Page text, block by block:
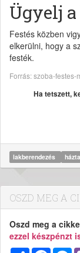
Ügyelj
Festés közben
elkerülni, hogy a
festék.
Forrás: szoba-
Ha tetszett,
lakberendezés
OSZD MEG A
Oszd meg a
ezzel készpénzt